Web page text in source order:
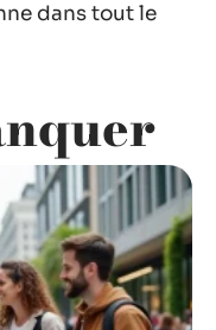
dans tout le